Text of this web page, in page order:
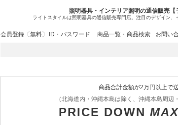
照明器具・インテリア照明の通信販売【
ライトスタイルは照明器具の通信販売専門店。注目のデザイン、
会員登録〔無料〕 ID・パスワード 商品一覧・商品検索 お問い
商品合計金額が2万円以上で
（北海道内・沖縄本島は除く、沖縄本島周辺
PRICE DOWN